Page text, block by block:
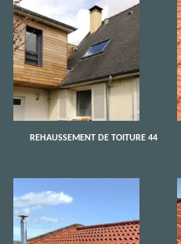
REHAUSSEMENT DE TOITURE 44